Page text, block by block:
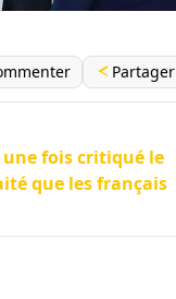
Partager
une fois critiqué le
que les français